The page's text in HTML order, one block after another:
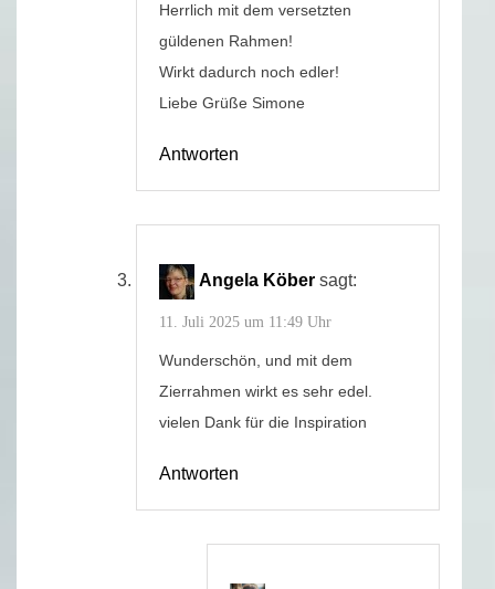
Herrlich mit dem versetzten
güldenen Rahmen!
Wirkt dadurch noch edler!
Liebe Grüße Simone
Antworten
Angela Köber sagt:
11. Juli 2025 um 11:49 Uhr
Wunderschön, und mit dem
Zierrahmen wirkt es sehr edel.
vielen Dank für die Inspiration
Antworten